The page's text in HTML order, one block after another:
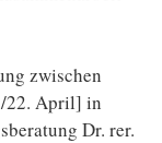
zwischen
22. April] in
Dr. rer.